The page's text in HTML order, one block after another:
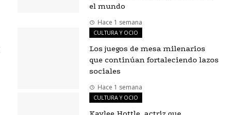
el mundo
Hace 1 semana
CULTURA Y OCIO
Los juegos de mesa milenarios
que continúan fortaleciendo lazos
sociales
Hace 1 semana
CULTURA Y OCIO